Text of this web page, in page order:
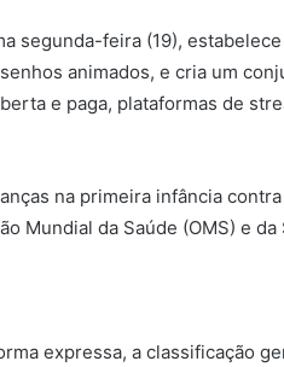
segunda-feira (19),
animados, e cria um
e paga, plataformas de
na primeira infância
Mundial da Saúde (OMS) e
expressa, a classificação